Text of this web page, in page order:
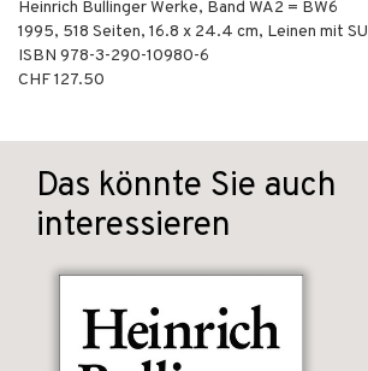
Heinrich Bullinger Werke, Band WA2 = BW6
1995, 518 Seiten, 16.8 x 24.4 cm, Leinen mit SU
ISBN 978-3-290-10980-6
CHF 127.50
Das könnte Sie auch
interessieren